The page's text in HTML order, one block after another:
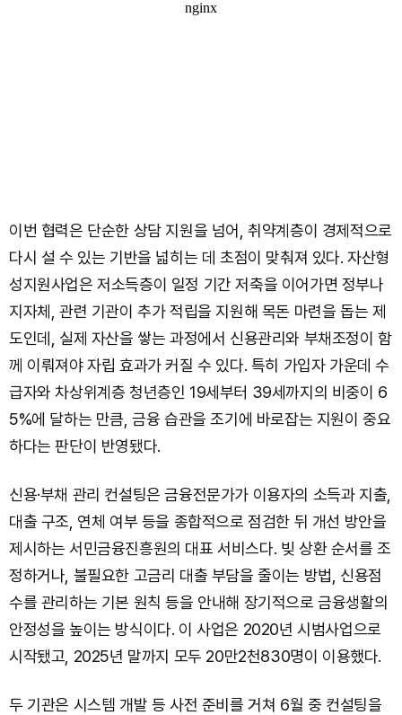
이번 협력은 단순한 상담 지원을 넘어, 취약계층이 경제적으로
다시 설 수 있는 기반을 넓히는 데 초점이 맞춰져 있다. 자산형
성지원사업은 저소득층이 일정 기간 저축을 이어가면 정부나
지자체, 관련 기관이 추가 적립을 지원해 목돈 마련을 돕는 제
도인데, 실제 자산을 쌓는 과정에서 신용관리와 부채조정이 함
께 이뤄져야 자립 효과가 커질 수 있다. 특히 가입자 가운데 수
급자와 차상위계층 청년층인 19세부터 39세까지의 비중이 6
5%에 달하는 만큼, 금융 습관을 조기에 바로잡는 지원이 중요
하다는 판단이 반영됐다.
신용·부채 관리 컨설팅은 금융전문가가 이용자의 소득과 지출,
대출 구조, 연체 여부 등을 종합적으로 점검한 뒤 개선 방안을
제시하는 서민금융진흥원의 대표 서비스다. 빚 상환 순서를 조
정하거나, 불필요한 고금리 대출 부담을 줄이는 방법, 신용점
수를 관리하는 기본 원칙 등을 안내해 장기적으로 금융생활의
안정성을 높이는 방식이다. 이 사업은 2020년 시범사업으로
시작됐고, 2025년 말까지 모두 20만2천830명이 이용했다.
두 기관은 시스템 개발 등 사전 준비를 거쳐 6월 중 컨설팅을